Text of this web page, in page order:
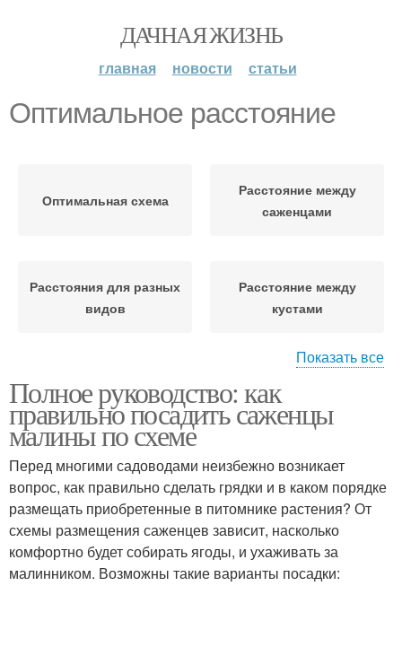
ДАЧНАЯ ЖИЗНЬ
главная новости статьи
Оптимальное расстояние
Оптимальная схема
Расстояние между
саженцами
Расстояния для разных
видов
Расстояние между
кустами
растениями
рядами
Рекомендации по
расстоянию
Расстояние на
освещенность
Показать все
Полное руководство: как
правильно посадить саженцы
малины по схеме
Перед многими садоводами неизбежно возникает
вопрос, как правильно сделать грядки и в каком порядке
размещать приобретенные в питомнике растения? От
схемы размещения саженцев зависит, насколько
комфортно будет собирать ягоды, и ухаживать за
малинником. Возможны такие варианты посадки: